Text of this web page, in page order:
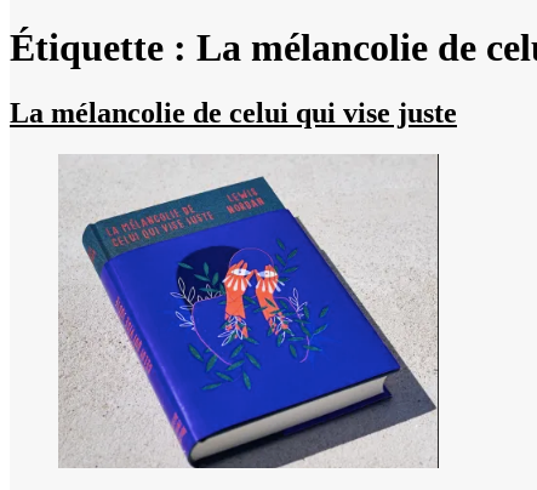
Étiquette : La mélancolie de
La mélancolie de celui qui vise juste